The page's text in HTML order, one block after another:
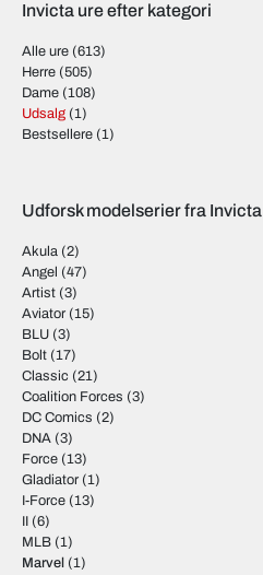
Invicta ure efter kategori
Alle ure (613)
Herre (505)
Dame (108)
Udsalg (1)
Bestsellere (1)
Udforsk modelserier fra Invicta
Akula (2)
Angel (47)
Artist (3)
Aviator (15)
BLU (3)
Bolt (17)
Classic (21)
Coalition Forces (3)
DC Comics (2)
DNA (3)
Force (13)
Gladiator (1)
I-Force (13)
II (6)
MLB (1)
Marvel (1)